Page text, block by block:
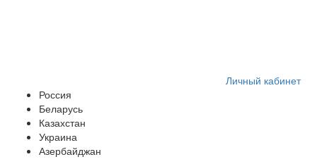
Личный кабинет
Россия
Беларусь
Казахстан
Украина
Азербайджан